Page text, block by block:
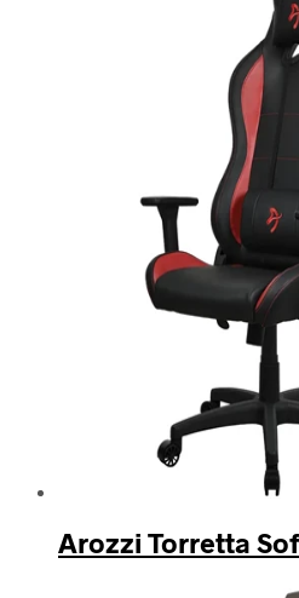
Arozzi Torretta